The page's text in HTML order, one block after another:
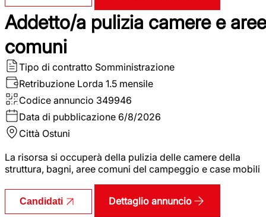
Addetto/a pulizia camere e aree
comuni
Tipo di contratto Somministrazione
Retribuzione Lorda 1.5 mensile
Codice annuncio 349946
Data di pubblicazione 6/8/2026
Città Ostuni
La risorsa si occuperà della pulizia delle camere della
struttura, bagni, aree comuni del campeggio e case mobili
Candidati Dettaglio annuncio